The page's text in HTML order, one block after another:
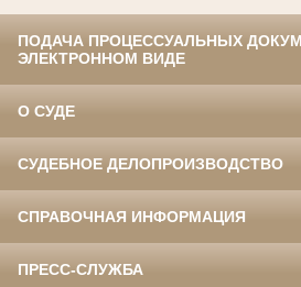
ПОДАЧА ПРОЦЕССУАЛЬНЫХ
ЭЛЕКТРОННОМ ВИДЕ
О СУДЕ
СУДЕБНОЕ ДЕЛОПРОИЗВОДСТВО
СПРАВОЧНАЯ ИНФОРМАЦИЯ
ПРЕСС-СЛУЖБА